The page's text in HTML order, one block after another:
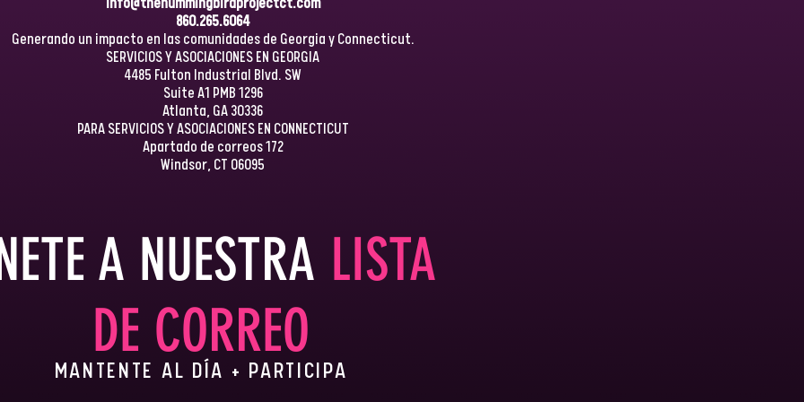
info@thehummingbirdprojectct.com
860.265.6064
Generando un impacto en las comunidades de Georgia y Connecticut.
SERVICIOS Y ASOCIACIONES EN GEORGIA
4485 Fulton Industrial Blvd. SW
Suite A1 PMB 1296
Atlanta, GA 30336
PARA SERVICIOS Y ASOCIACIONES EN CONNECTICUT
Apartado de correos 172
Windsor, CT 06095
A NUESTRA LISTA
DE CORREO
MANTENTE AL DÍA + PARTICIPA